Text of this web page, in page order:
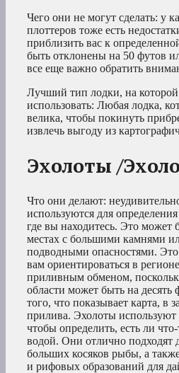
Чего они не могут сделать: у
плоттеров тоже есть
приблизить вас к
быть отклонены на 50 футов
все еще важно обратить
Лучший тип лодки, на
использовать: Любая лодка,
велика, чтобы покинуть
извлечь выгоду из
Эхолоты /
Что они делают:
используются для
где вы находитесь. Это может
местах с большими камнями
подводными опасностями.
вам ориентироваться в
приливным обменом,
области может быть на десять
того, что показывает карта, в
прилива. Эхолоты используют
чтобы определить, есть ли
водой. Они отлично подходят
больших косяков рыбы, а
и рифовых образований для